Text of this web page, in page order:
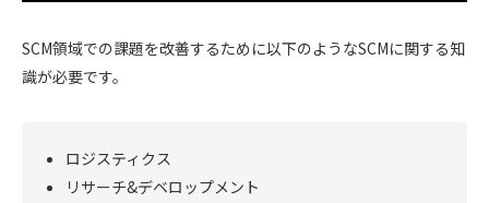
SCM領域での課題を改善するために以下のようなSCMに関する知
識が必要です。
ロジスティクス
リサーチ&デベロップメント